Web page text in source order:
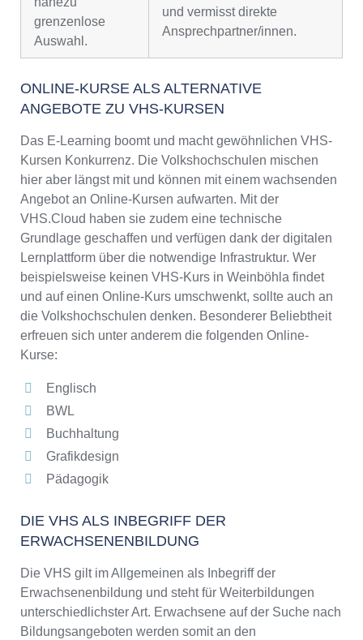
grenzenlose
Auswahl.
und vermisst direkte
Ansprechpartner/innen.
ONLINE-KURSE ALS ALTERNATIVE
ANGEBOTE ZU VHS-KURSEN
Das E-Learning boomt und macht gewöhnlichen VHS-
Kursen Konkurrenz. Die Volkshochschulen mischen
hier aber längst mit und können mit einem wachsenden
Angebot an Online-Kursen aufwarten. Mit der
VHS.Cloud haben sie zudem eine technische
Grundlage geschaffen und verfügen dank der digitalen
Lernplattform über die notwendige Infrastruktur. Wer
beispielsweise keinen VHS-Kurs in Weinböhla findet
und auf einen Online-Kurs umschwenkt, sollte auch an
die Volkshochschulen denken. Besonderer Beliebtheit
erfreuen sich unter anderem die folgenden Online-
Kurse:
Englisch
BWL
Buchhaltung
Grafikdesign
Pädagogik
DIE VHS ALS INBEGRIFF DER
ERWACHSENENBILDUNG
Die VHS gilt im Allgemeinen als Inbegriff der
Erwachsenenbildung und steht für Weiterbildungen
unterschiedlichster Art. Erwachsene auf der Suche nach
Bildungsangeboten werden somit an den